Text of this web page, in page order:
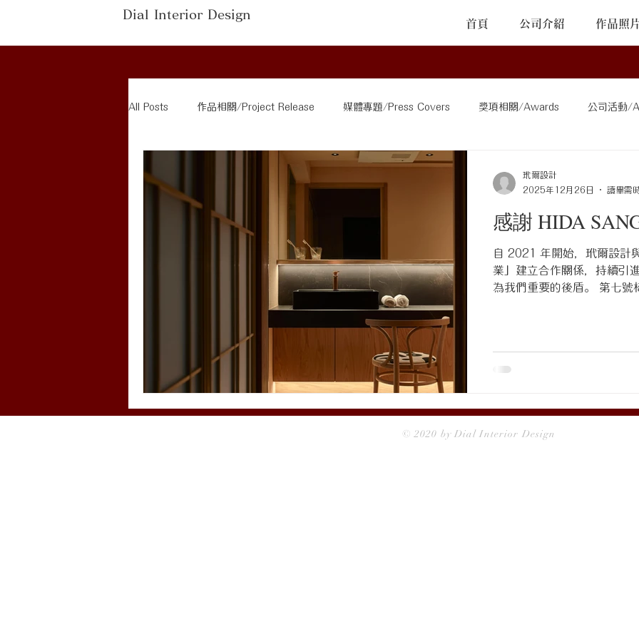
Dial Interior Design
首頁 公司介紹 作品照
All Posts 作品相關/Project Release 媒體專題/Press Covers 獎項相關/Awards 公司活動/
家具介紹/Furniture Recommendations 其他/Others
感謝 HIDA
自 2021 年開始，玳爾設計
業」建立合作關係，持續引
為我們重要的後盾。 第七號
鬆地擁有品質穩定、工藝細
格的居住美感。 期許未來
#HIDASANGYO #飛騨産
玳爾日式空間設計
玳爾設計
2025年12月26日
讀畢需
© 2020 by Dial Interior Design